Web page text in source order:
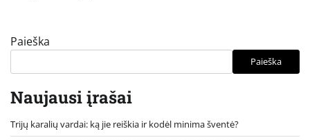
Paieška
Paieška
Naujausi įrašai
Trijų karalių vardai: ką jie reiškia ir kodėl minima šventė?